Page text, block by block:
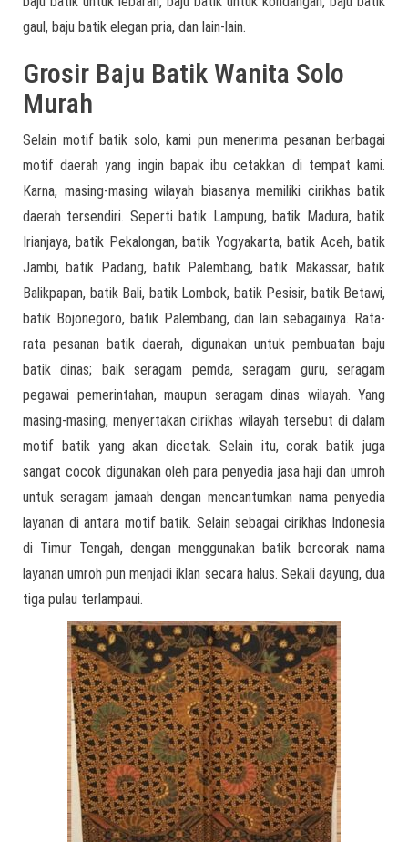
gaul, baju batik elegan pria, dan lain-lain.
Grosir Baju Batik Wanita Solo
Murah
Selain motif batik solo, kami pun menerima pesanan berbagai
motif daerah yang ingin bapak ibu cetakkan di tempat kami.
Karna, masing-masing wilayah biasanya memiliki cirikhas batik
daerah tersendiri. Seperti batik Lampung, batik Madura, batik
Irianjaya, batik Pekalongan, batik Yogyakarta, batik Aceh, batik
Jambi, batik Padang, batik Palembang, batik Makassar, batik
Balikpapan, batik Bali, batik Lombok, batik Pesisir, batik Betawi,
batik Bojonegoro, batik Palembang, dan lain sebagainya. Rata-
rata pesanan batik daerah, digunakan untuk pembuatan baju
batik dinas; baik seragam pemda, seragam guru, seragam
pegawai pemerintahan, maupun seragam dinas wilayah. Yang
masing-masing, menyertakan cirikhas wilayah tersebut di dalam
motif batik yang akan dicetak. Selain itu, corak batik juga
sangat cocok digunakan oleh para penyedia jasa haji dan umroh
untuk seragam jamaah dengan mencantumkan nama penyedia
layanan di antara motif batik. Selain sebagai cirikhas Indonesia
di Timur Tengah, dengan menggunakan batik bercorak nama
layanan umroh pun menjadi iklan secara halus. Sekali dayung, dua
tiga pulau terlampaui.